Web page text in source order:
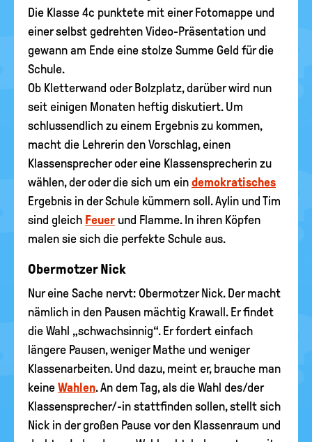
Die Klasse 4c punktete mit einer Fotomappe und
einer selbst gedrehten Video-Präsentation und
gewann am Ende eine stolze Summe Geld für die
Schule.
Ob Kletterwand oder Bolzplatz, darüber wird nun
seit einigen Monaten heftig diskutiert. Um
schlussendlich zu einem Ergebnis zu kommen,
macht die Lehrerin den Vorschlag, einen
Klassensprecher oder eine Klassensprecherin zu
wählen, der oder die sich um ein demokratisches
Ergebnis in der Schule kümmern soll. Aylin und Tim
sind gleich Feuer und Flamme. In ihren Köpfen
malen sie sich die perfekte Schule aus.
Obermotzer Nick
Nur eine Sache nervt: Obermotzer Nick. Der macht
nämlich in den Pausen mächtig Krawall. Er findet
die Wahl „schwachsinnig“. Er fordert einfach
längere Pausen, weniger Mathe und weniger
Klassenarbeiten. Und dazu, meint er, brauche man
keine Wahlen. An dem Tag, als die Wahl des/der
Klassensprecher/-in stattfinden sollen, stellt sich
Nick in der großen Pause vor den Klassenraum und